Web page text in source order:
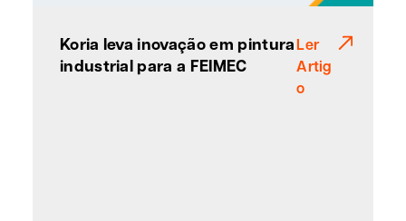
Koria leva inovação em pintura
industrial para a FEIMEC
Ler
Artig
o